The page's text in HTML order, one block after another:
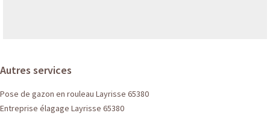
Autres services
Pose de gazon en rouleau Layrisse 65380
Entreprise élagage Layrisse 65380